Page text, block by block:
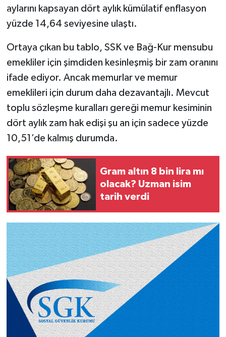
aylarını kapsayan dört aylık kümülatif enflasyon
yüzde 14,64 seviyesine ulaştı.
Ortaya çıkan bu tablo, SSK ve Bağ-Kur mensubu
emekliler için şimdiden kesinleşmiş bir zam oranını
ifade ediyor. Ancak memurlar ve memur
emeklileri için durum daha dezavantajlı. Mevcut
toplu sözleşme kuralları gereği memur kesiminin
dört aylık zam hak edişi şu an için sadece yüzde
10,51’de kalmış durumda.
Gram altın 8 bin lira mı
olacak? Uzman isim
tarih verdi